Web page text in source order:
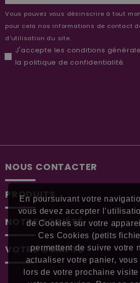
En poursuivant votre
vous devez accepter
de Cookies sur votre
Ces Cookies (petits
permettent de suivre votre
actualiser votre panier, vous
lors de votre prochaine
Vous pouvez vous désinscrire à tout
pour cela nos informations de contact
d'utilisation du site.
J'accepte les conditions
la politique de confidentialité.
NOUS CONTACTER
PRODUITS
NOTRE SOCIÉTÉ
VOTRE COMPTE